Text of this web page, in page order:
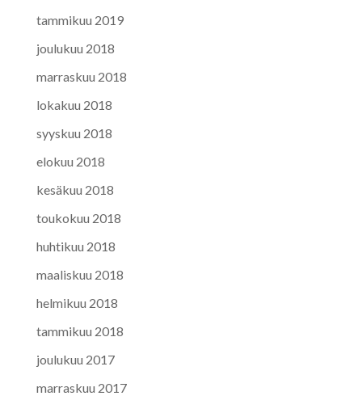
tammikuu 2019
joulukuu 2018
marraskuu 2018
lokakuu 2018
syyskuu 2018
elokuu 2018
kesäkuu 2018
toukokuu 2018
huhtikuu 2018
maaliskuu 2018
helmikuu 2018
tammikuu 2018
joulukuu 2017
marraskuu 2017